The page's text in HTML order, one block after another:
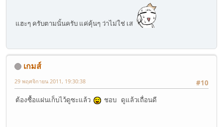
แฮะๆ ครับตามนั้นครับ แค่คุ้นๆ ว่าไม่ใช่ เส
เกมส์
#10
29 พฤศจิกายน 2011, 19:30:38
ต้องซื้อแผ่นเก็บไว้ดูซะแล้ว ชอบ ดูแล้วเถื่อนดี